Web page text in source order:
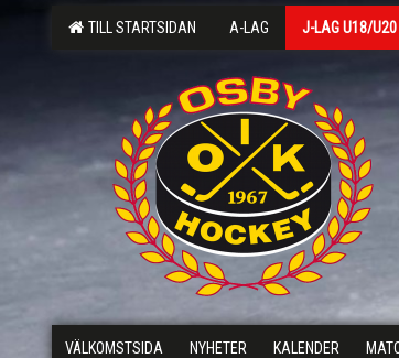
TILL STARTSIDAN A-LAG J-LAG U18/U20
VÄLKOMSTSIDA NYHETER KALENDER